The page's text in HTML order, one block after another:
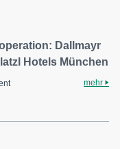
Dallmayr
Hotels München
mehr